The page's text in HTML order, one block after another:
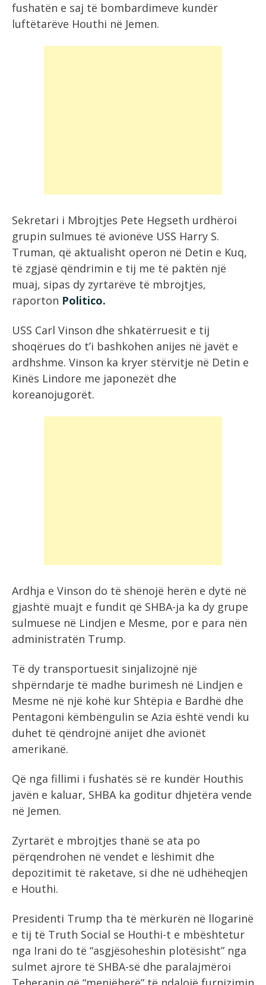
fushatën e saj të bombardimeve kundër
luftëtarëve Houthi në Jemen.
Sekretari i Mbrojtjes Pete Hegseth urdhëroi
grupin sulmues të avionëve USS Harry S.
Truman, që aktualisht operon në Detin e Kuq,
të zgjasë qëndrimin e tij me të paktën një
muaj, sipas dy zyrtarëve të mbrojtjes,
raporton Politico.
USS Carl Vinson dhe shkatërruesit e tij
shoqërues do t’i bashkohen anijes në javët e
ardhshme. Vinson ka kryer stërvitje në Detin e
Kinës Lindore me japonezët dhe
koreanojugorët.
Ardhja e Vinson do të shënojë herën e dytë në
gjashtë muajt e fundit që SHBA-ja ka dy grupe
sulmuese në Lindjen e Mesme, por e para nën
administratën Trump.
Të dy transportuesit sinjalizojnë një
shpërndarje të madhe burimesh në Lindjen e
Mesme në një kohë kur Shtëpia e Bardhë dhe
Pentagoni këmbëngulin se Azia është vendi ku
duhet të qëndrojnë anijet dhe avionët
amerikanë.
Që nga fillimi i fushatës së re kundër Houthis
javën e kaluar, SHBA ka goditur dhjetëra vende
në Jemen.
Zyrtarët e mbrojtjes thanë se ata po
përqendrohen në vendet e lëshimit dhe
depozitimit të raketave, si dhe në udhëheqjen
e Houthi.
Presidenti Trump tha të mërkurën në llogarinë
e tij të Truth Social se Houthi-t e mbështetur
nga Irani do të “asgjësoheshin plotësisht” nga
sulmet ajrore të SHBA-së dhe paralajmëroi